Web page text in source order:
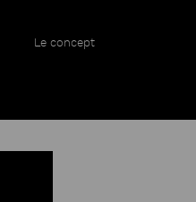
Le concept